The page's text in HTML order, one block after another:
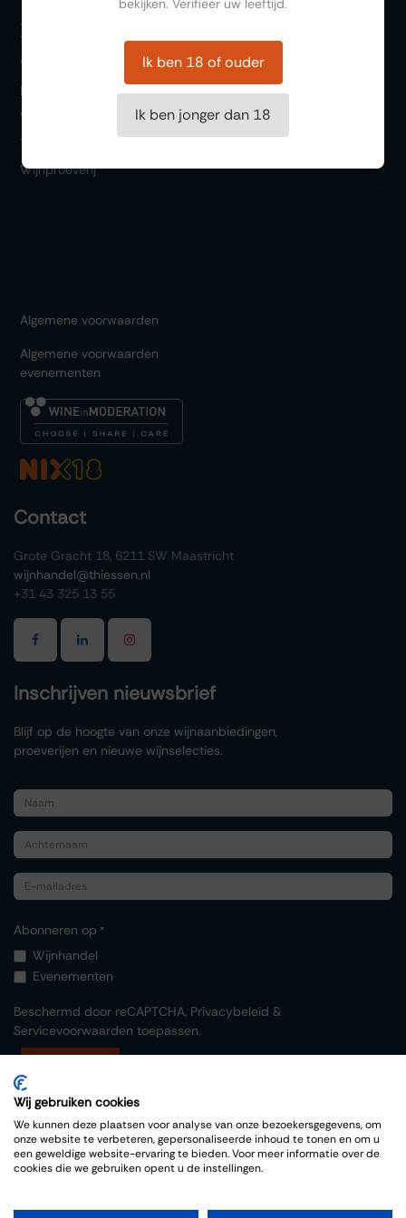
Bezoeken
Winkel
Bar 1717
Wijn & Spijs
Thema events
Wijnproeverij
Algemene voorwaarden
Algemene voorwaarden
evenementen
Contact
Grote Gracht 18, 6211 SW Maastricht
wijnhandel@thiessen.nl
+31 43 325 13 55
Inschrijven nieuwsbrief
Blijf op de hoogte van onze wijnaanbiedingen,
proeverijen en nieuwe wijnselecties.
Abonneren op *
Wijnhandel
Evenementen
Beschermd door reCAPTCHA, Privacybeleid &
Servicevoorwaarden toepassen.
bekijken. Verifieer uw leeftijd.
Ik ben 18 of ouder
Ik ben jonger dan 18
Wij gebruiken cookies
We kunnen deze plaatsen voor analyse van onze bezoekersgegevens, om
onze website te verbeteren, gepersonaliseerde inhoud te tonen en om u
een geweldige website-ervaring te bieden. Voor meer informatie over de
cookies die we gebruiken opent u de instellingen.